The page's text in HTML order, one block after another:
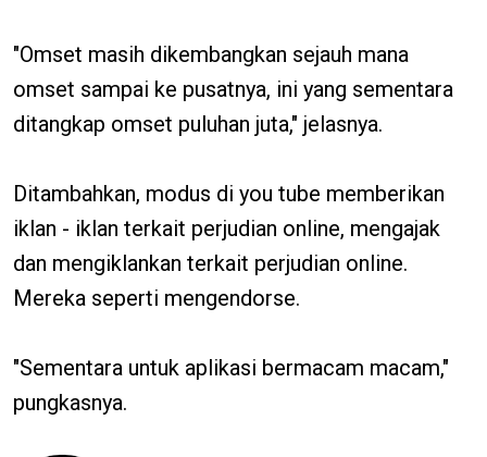
"Omset masih dikembangkan sejauh mana
omset sampai ke pusatnya, ini yang sementara
ditangkap omset puluhan juta," jelasnya.
Ditambahkan, modus di you tube memberikan
iklan - iklan terkait perjudian online, mengajak
dan mengiklankan terkait perjudian online.
Mereka seperti mengendorse.
"Sementara untuk aplikasi bermacam macam,"
pungkasnya.